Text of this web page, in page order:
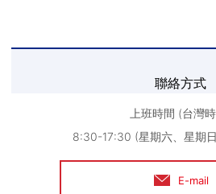
聯絡方式
上班時間 (台灣
8:30-17:30 (星期六、星期
E-mail